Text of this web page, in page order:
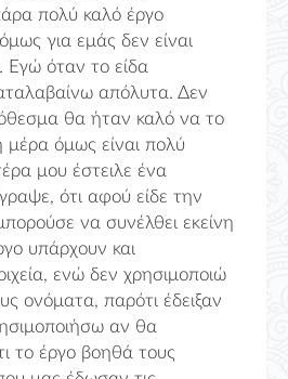
πολύ καλό έργο
για εμάς δεν είναι
Εγώ όταν το είδα
απόλυτα. Δεν
θα ήταν καλό να το
όμως είναι πολύ
μου έστειλε ένα
ότι αφού είδε την
να συνέλθει εκείνη
υπάρχουν και
ενώ δεν χρησιμοποιώ
ονόματα, παρότι έδειξαν
αν θα
το έργο βοηθά τους